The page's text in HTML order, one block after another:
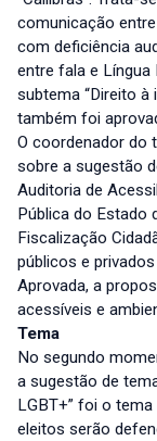
comunicação
com deficiência
entre fala e Língua
subtema “Direito
também foi
O coordenador do
sobre a sugestão
Auditoria de
Pública do Estado
Fiscalização
públicos e
Aprovada, a
acessíveis e
Tema
No segundo
a sugestão de
LGBT+” foi o
eleitos serão